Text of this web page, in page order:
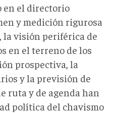
en el directorio
y medición rigurosa
la visión periférica de
en el terreno de los
prospectiva, la
y la previsión de
ruta y de agenda han
política del chavismo